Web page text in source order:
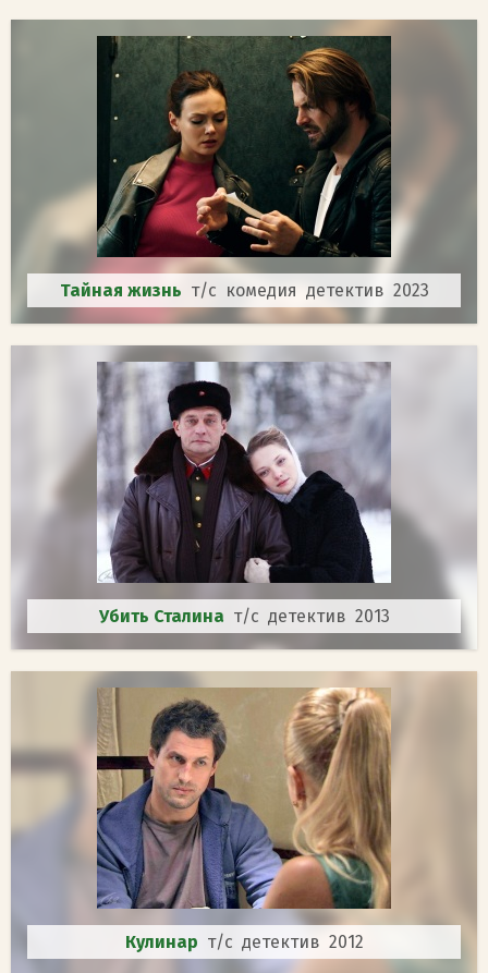
Тайная жизнь т/с комедия детектив 2023
Убить Сталина т/с детектив 2013
Кулинар т/с детектив 2012